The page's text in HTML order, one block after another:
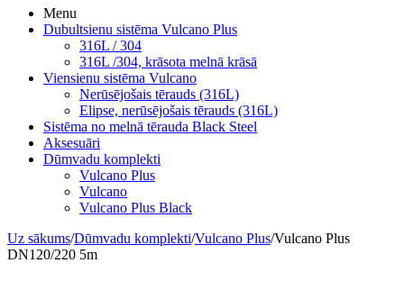
Menu
Dubultsienu sistēma Vulcano Plus
316L / 304
316L /304, krāsota melnā krāsā
Viensienu sistēma Vulcano
Nerūsējošais tērauds (316L)
Elipse, nerūsējošais tērauds (316L)
Sistēma no melnā tērauda Black Steel
Aksesuāri
Dūmvadu komplekti
Vulcano Plus
Vulcano
Vulcano Plus Black
Uz sākums/Dūmvadu komplekti/Vulcano Plus/Vulcano Plus
DN120/220 5m